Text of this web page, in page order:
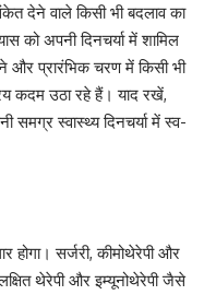
देने वाले किसी भी बदलाव का
को अपनी दिनचर्या में शामिल
प्रारंभिक चरण में किसी भी
कदम उठा रहे हैं। याद रखें,
समग्र स्वास्थ्य दिनचर्या में स्व-
होगा। सर्जरी, कीमोथेरेपी और
थेरेपी और इम्यूनोथेरेपी जैसे